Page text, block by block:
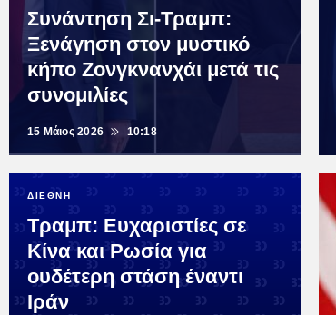
Συνάντηση Σι-Τραμπ:
Ξενάγηση στον μυστικό
κήπο Ζονγκνανχάι μετά τις
συνομιλίες
15 Μάιος 2026 10:18
ΔΙΕΘΝΗ
Τραμπ: Ευχαριστίες σε
Κίνα και Ρωσία για
ουδέτερη στάση έναντι
Ιράν